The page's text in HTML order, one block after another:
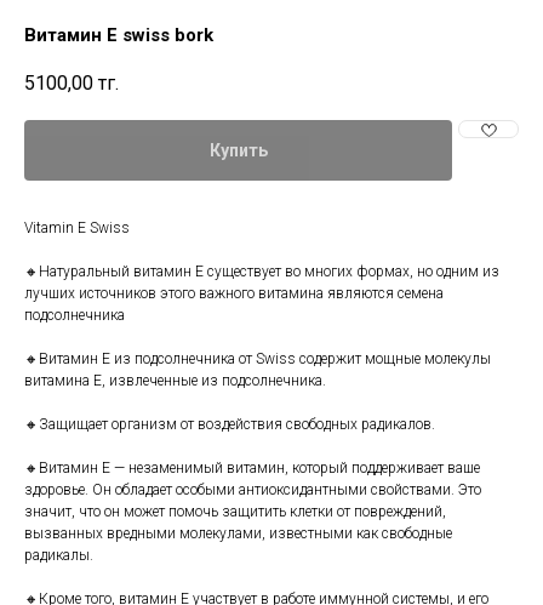
Витамин E swiss bork
5100,00 тг.
Купить
Vitamin E Swiss
🔸️Натуральный витамин Е существует во многих формах, но одним из
лучших источников этого важного витамина являются семена
подсолнечника
🔸️Витамин Е из подсолнечника от Swiss содержит мощные молекулы
витамина Е, извлеченные из подсолнечника.
🔸️Защищает организм от воздействия свободных радикалов.
🔸️Витамин Е — незаменимый витамин, который поддерживает ваше
здоровье. Он обладает особыми антиоксидантными свойствами. Это
значит, что он может помочь защитить клетки от повреждений,
вызванных вредными молекулами, известными как свободные
радикалы.
🔸️Кроме того, витамин Е участвует в работе иммунной системы, и его